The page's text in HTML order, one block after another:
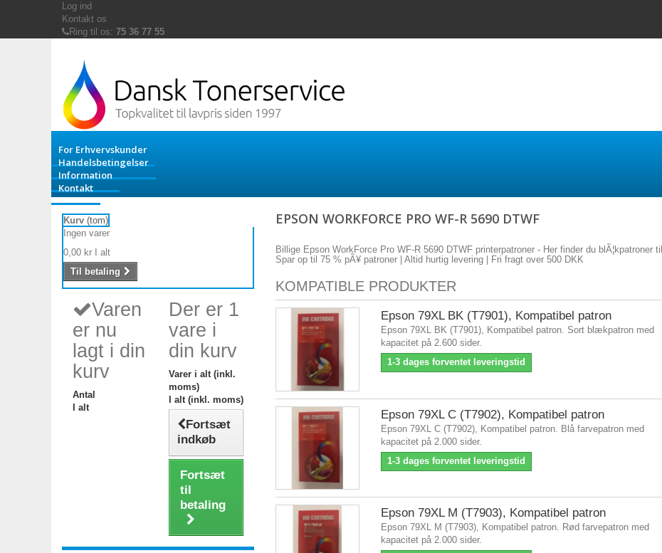
Log ind
Kontakt os
Ring til os: 75 36 77 55
For Erhvervskunder
Handelsbetingelser
Information
Kontakt
Kurv (tom)
Ingen varer
0,00 kr
I alt
Til betaling
Varen
er nu
lagt i din
kurv
Antal
I alt
Der er 1
vare i
din kurv
Varer i alt (inkl.
moms)
I alt (inkl. moms)
Fortsæt
indkøb
Fortsæt
til
betaling
EPSON WORKFORCE PRO WF-R 5690 DTWF
Billige Epson WorkForce Pro WF-R 5690 DTWF printerpatroner - Her finder du
Spar op til 75 % pÃ¥ patroner | Altid hurtig levering | Fri fragt over 500 DKK
KOMPATIBLE PRODUKTER
Epson 79XL BK (T7901), Kompatibel patron
Epson 79XL BK (T7901), Kompatibel patron. Sort blækpatron med
kapacitet på 2.600 sider.
1-3 dages forventet leveringstid
Epson 79XL C (T7902), Kompatibel patron
Epson 79XL C (T7902), Kompatibel patron. Blå farvepatron med
kapacitet på 2.000 sider.
1-3 dages forventet leveringstid
Epson 79XL M (T7903), Kompatibel patron
Epson 79XL M (T7903), Kompatibel patron. Rød farvepatron med
kapacitet på 2.000 sider.